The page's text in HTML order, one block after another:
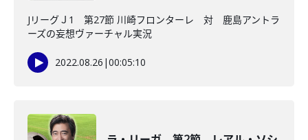
JリーグＪ1 第27節 川崎フロンターレ 対 鹿島アントラ
ーズの妄想ヴァーチャル実況
2022.08.26 |00:05:10